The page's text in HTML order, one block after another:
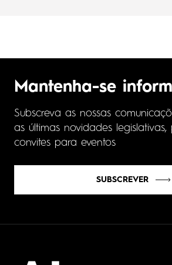
Mantenha-se
Subscreva as nossas
as últimas novidades
convites para eventos
SUBSCREVER